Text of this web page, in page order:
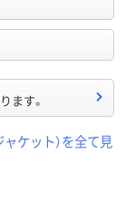
ます。
ケット）を全て見